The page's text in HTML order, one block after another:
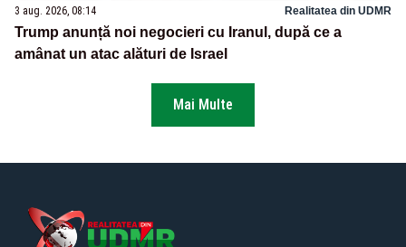
3 aug. 2026, 08:14 Realitatea din UDMR
Trump anunță noi negocieri cu Iranul, după ce a
amânat un atac alături de Israel
Mai Multe